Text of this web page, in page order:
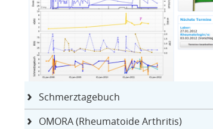
Schmerztagebuch
OMORA (Rheumatoide Arthritis)